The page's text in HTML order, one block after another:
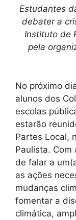
Estudantes
debater a
Instituto de
pela
No próximo
alunos dos
escolas
estarão
Partes Local,
Paulista. Com
de falar a
as ações
mudanças
fomentar a
climática,